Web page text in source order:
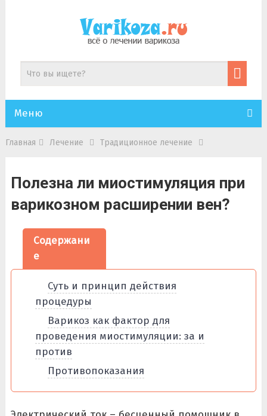
Меню
Главная Лечение Традиционное лечение
Полезна ли миостимуляция при
варикозном расширении вен?
Содержани
е
Суть и принцип действия
процедуры
Варикоз как фактор для
проведения миостимуляции: за и
против
Противопоказания